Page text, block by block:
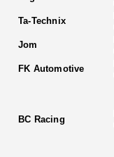
Ta-Technix
Jom
FK Automotive
BC Racing